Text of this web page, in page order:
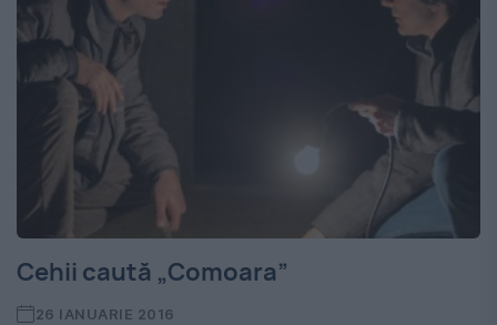
Cehii caută „Comoara”
26 IANUARIE 2016